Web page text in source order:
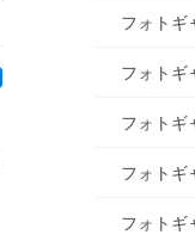
フォトギ
フォトギ
フォトギ
フォトギ
フォトギ